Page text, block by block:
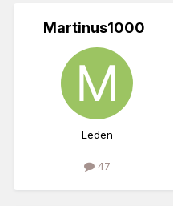
Martinus1000
Leden
47